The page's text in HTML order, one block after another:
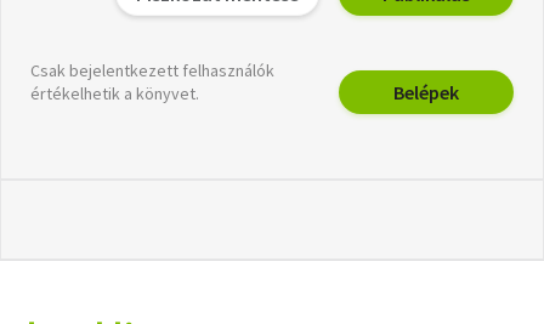
Csak bejelentkezett felhasználók
értékelhetik a könyvet.
Belépek